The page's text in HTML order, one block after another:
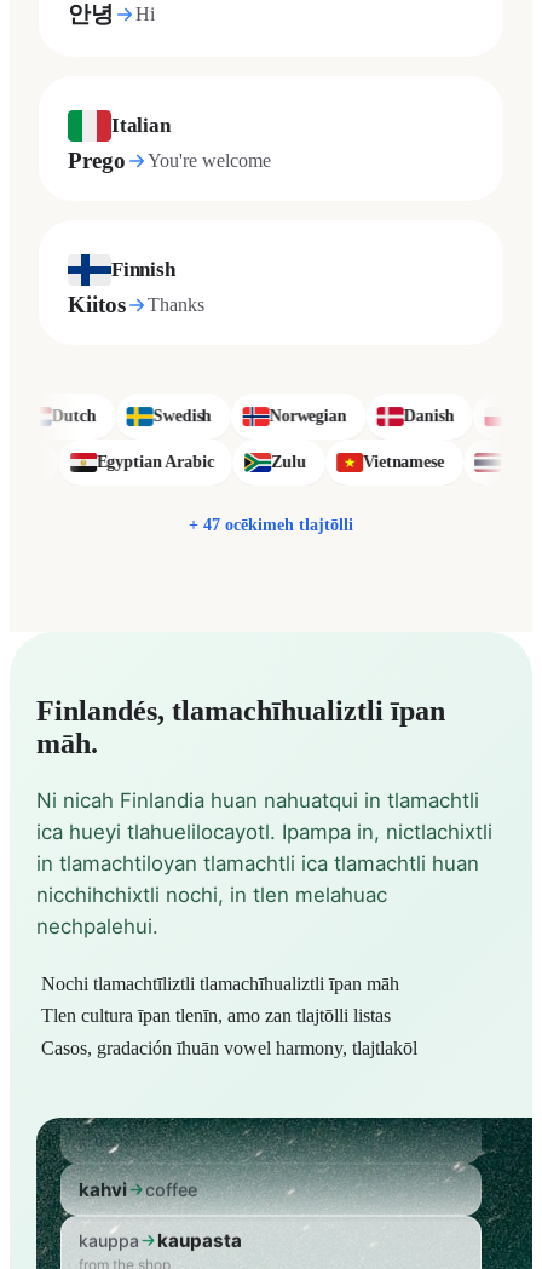
안녕 Hi
Italian
Prego You're welcome
Finnish
Kiitos Thanks
Swedish Norwegian Danish Polish
Sinhala Egyptian Arabic Zulu Vietnamese
+ 47 ocēkimeh tlajtōlli
Finlandés, tlamachīhualiztli īpan
māh.
Ni nicah Finlandia huan nahuatqui in tlamachtli
ica hueyi tlahuelilocayotl. Ipampa in, nictlachixtli
in tlamachtiloyan tlamachtli ica tlamachtli huan
nicchihchixtli nochi, in tlen melahuac
nechpalehui.
Nochi tlamachtīliztli tlamachīhualiztli īpan māh
Tlen cultura īpan tlenīn, amo zan tlajtōlli listas
Casos, gradación īhuān vowel harmony, tlajtlakōl
talo house
in the house
kahvi coffee
kauppa kaupasta
from the shop